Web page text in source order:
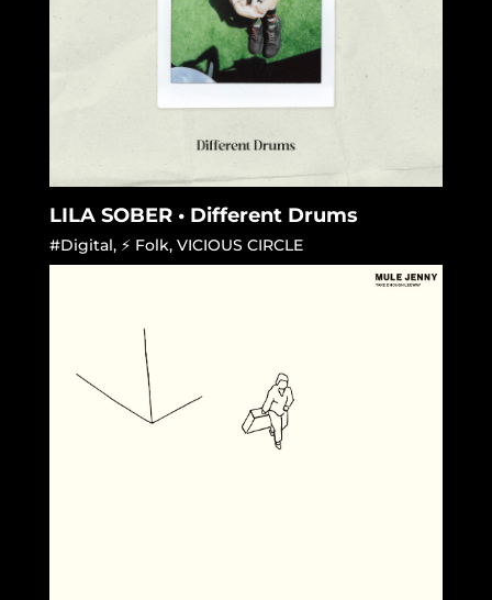
LILA SOBER • Different Drums
#Digital, ⚡ Folk, VICIOUS CIRCLE